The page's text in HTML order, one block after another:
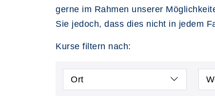
gerne im Rahmen unserer
Sie jedoch, dass dies nicht in jedem
Kurse filtern nach:
Ort